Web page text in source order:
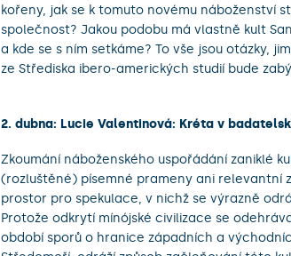
kořeny, jak se k tomuto novému náboženství
společnost? Jakou podobu má vlastně kult
a kde se s ním setkáme? To vše jsou otázky,
ze Střediska ibero-amerických studií bude
2. dubna: Lucie Valentinová: Kréta v
Zkoumání náboženského uspořádání zaniklé
(rozluštěné) písemné prameny ani relevantní
prostor pro spekulace, v nichž se výrazně
Protože odkrytí mínójské civilizace se
období sporů o hranice západních a